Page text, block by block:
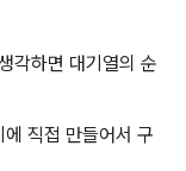
각하면 대기열의 순
직접 만들어서 구